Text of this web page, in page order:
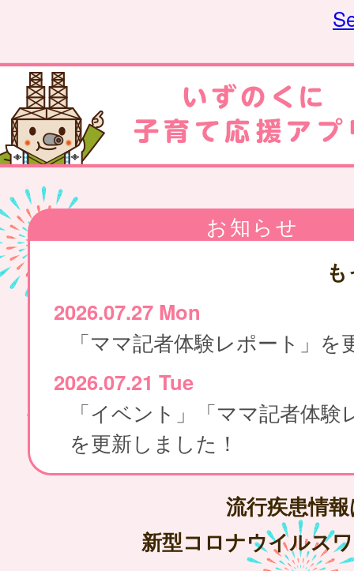
お知らせ
2026.07.27 Mon
2026.07.21 Tue
「イベント」「ママ記者体験
を更新しました！
流行疾患情
新型コロナウイルス